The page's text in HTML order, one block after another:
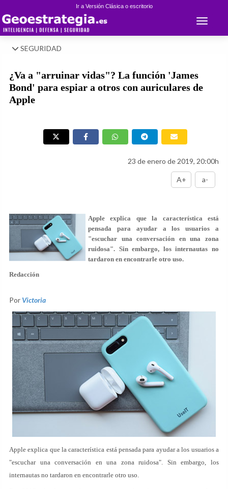
Ir a Versión Clásica o escritorio
Toggle
SEGURIDAD
¿Va a "arruinar vidas"? La función 'James
Bond' para espiar a otros con auriculares de
Apple
23 de enero de 2019, 20:00h
A+ a-
Apple explica que la característica está
pensada para ayudar a los usuarios a
"escuchar una conversación en una zona
ruidosa". Sin embargo, los internautas no
tardaron en encontrarle otro uso.
Redacción
Por Victoria
Apple explica que la característica está pensada para ayudar a los usuarios a
"escuchar una conversación en una zona ruidosa". Sin embargo, los
internautas no tardaron en encontrarle otro uso.